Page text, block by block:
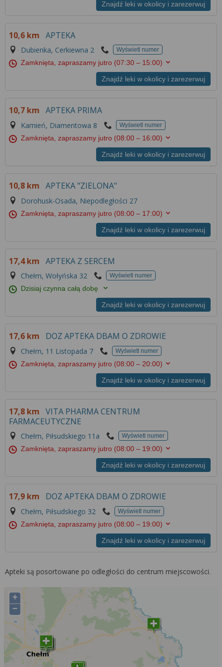
Znajdź leki w okolicy i zarezerwuj
10,6 km APTEKA
Dubienka, Cerkiewna 2 Wyświetl numer
Zamknięta, zapraszamy jutro (07:30 – 15:00)
Znajdź leki w okolicy i zarezerwuj
10,7 km APTEKA PRIMA
Kamień, Diamentowa 8 Wyświetl numer
Zamknięta, zapraszamy jutro (08:00 – 16:00)
Znajdź leki w okolicy i zarezerwuj
10,8 km APTEKA "ZIELONA"
Dorohusk-Osada, Niepodległości 27
Zamknięta, zapraszamy jutro (08:00 – 17:00)
Znajdź leki w okolicy i zarezerwuj
17,4 km APTEKA Z SERCEM
Chełm, Wołyńska 32 Wyświetl numer
Dzisiaj czynna całą dobę
Znajdź leki w okolicy i zarezerwuj
17,6 km DOZ APTEKA DBAM O ZDROWIE
Chełm, 11 Listopada 7 Wyświetl numer
Zamknięta, zapraszamy jutro (08:00 – 20:00)
Znajdź leki w okolicy i zarezerwuj
17,8 km VITA PHARMA CENTRUM
FARMACEUTYCZNE
Chełm, Piłsudskiego 11a Wyświetl numer
Zamknięta, zapraszamy jutro (08:00 – 19:00)
Znajdź leki w okolicy i zarezerwuj
17,9 km DOZ APTEKA DBAM O ZDROWIE
Chełm, Piłsudskiego 32 Wyświetl numer
Zamknięta, zapraszamy jutro (08:00 – 19:00)
Znajdź leki w okolicy i zarezerwuj
Apteki są posortowane po odległości do centrum miejscowości.
+
−
Więcej informacji na temat wykorzystywania